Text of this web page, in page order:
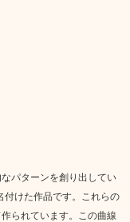
パターンを創り出してい
付けた作品です。これらの
られています。この曲線